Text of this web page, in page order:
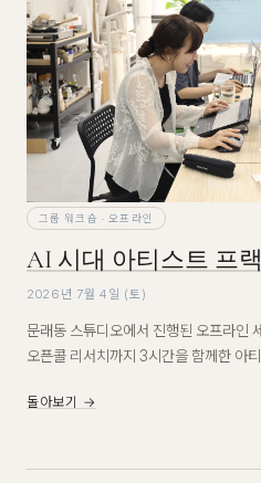
그룹 워크숍 · 오프라인
AI 시대 아티스트 프
2026년 7월 4일 (토)
문래동 스튜디오에서 진행된 오프라인
오픈콜 리서치까지 3시간을 함께한 아
돌아보기 →